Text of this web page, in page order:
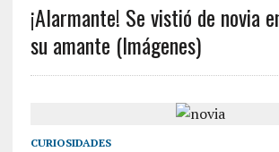
¡Alarmante! Se vistió de novia
su amante (Imágenes)
CURIOSIDADES